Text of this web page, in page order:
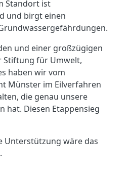
Standort ist
und birgt einen
und einer großzügigen
Stiftung für Umwelt,
haben wir vom
Münster im Eilverfahren
die genau unsere
hat. Diesen Etappensieg
Unterstützung wäre das